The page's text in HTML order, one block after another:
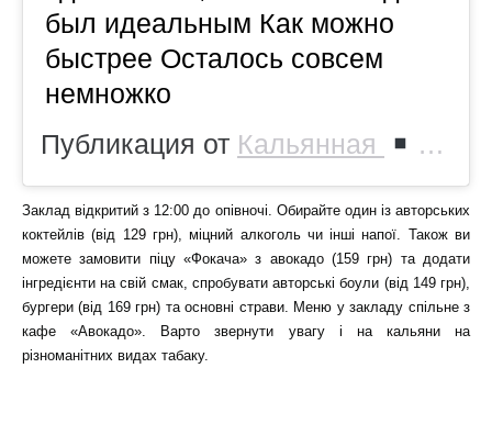
был идеальным Как можно
быстрее Осталось совсем
немножко
Публикация от Кальянная
Заклад відкритий з 12:00 до опівночі. Обирайте один із авторських
коктейлів (від 129 грн), міцний алкоголь чи інші напої. Також ви
можете замовити піцу «Фокача» з авокадо (159 грн) та додати
інгредієнти на свій смак, спробувати авторські боули (від 149 грн),
бургери (від 169 грн) та основні страви. Меню у закладу спільне з
кафе «Авокадо». Варто звернути увагу і на кальяни на
різноманітних видах табаку.